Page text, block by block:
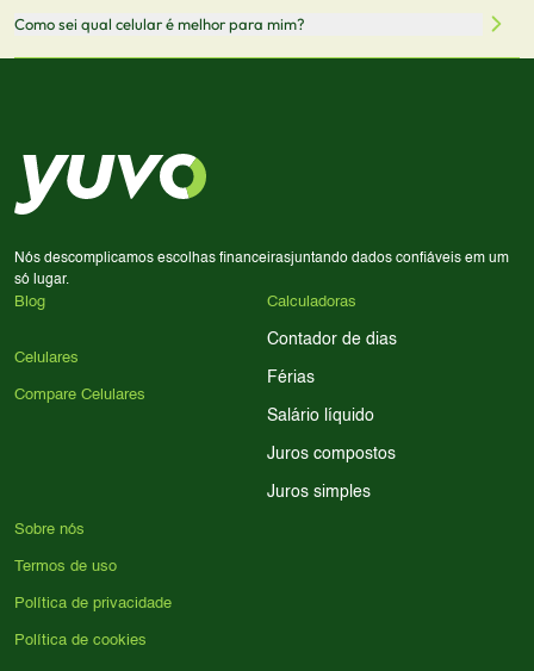
comissão sem custo adicional para você.
Sim! Você pode selecionar até 3 celulares para comparar
Como sei qual celular é melhor para mim?
processador e bateria são essenciais. Use nossos filtros
para encontrar o celular ideal.
Nós descomplicamos escolhas financeirasjuntando dados confiáveis em um
só lugar.
Blog
Celulares
Compare Celulares
Calculadoras
Contador de dias
Férias
Salário líquido
Juros compostos
Juros simples
Sobre nós
Termos de uso
Política de privacidade
Política de cookies